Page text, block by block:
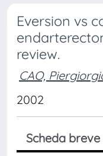
Eversion vs
review.
CAO,
2002
Scheda breve